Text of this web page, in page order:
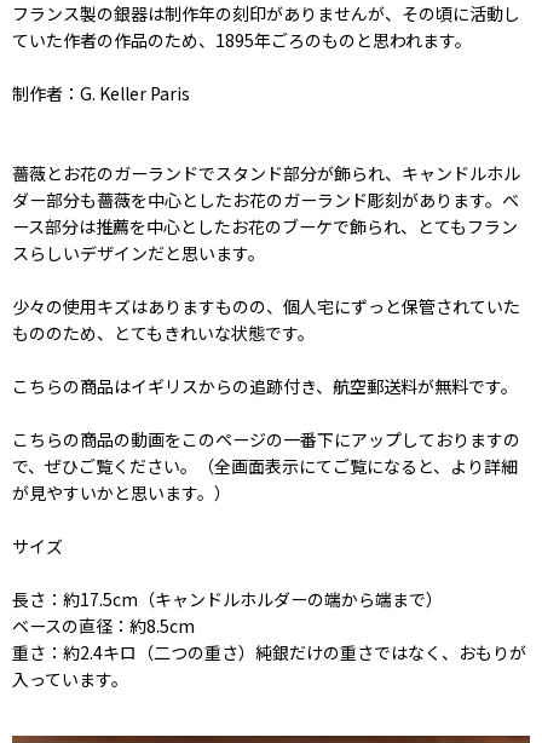
フランス製の銀器は制作年の刻印がありませんが、その頃に活動し
ていた作者の作品のため、1895年ごろのものと思われます。
制作者：G. Keller Paris
薔薇とお花のガーランドでスタンド部分が飾られ、キャンドルホル
ダー部分も薔薇を中心としたお花のガーランド彫刻があります。ベ
ース部分は推薦を中心としたお花のブーケで飾られ、とてもフラン
スらしいデザインだと思います。
少々の使用キズはありますものの、個人宅にずっと保管されていた
もののため、とてもきれいな状態です。
こちらの商品はイギリスからの追跡付き、航空郵送料が無料です。
こちらの商品の動画をこのページの一番下にアップしておりますの
で、ぜひご覧ください。（全画面表示にてご覧になると、より詳細
が見やすいかと思います。）
サイズ
長さ：約17.5cm（キャンドルホルダーの端から端まで）
ベースの直径：約8.5cm
重さ：約2.4キロ（二つの重さ）純銀だけの重さではなく、おもりが
入っています。